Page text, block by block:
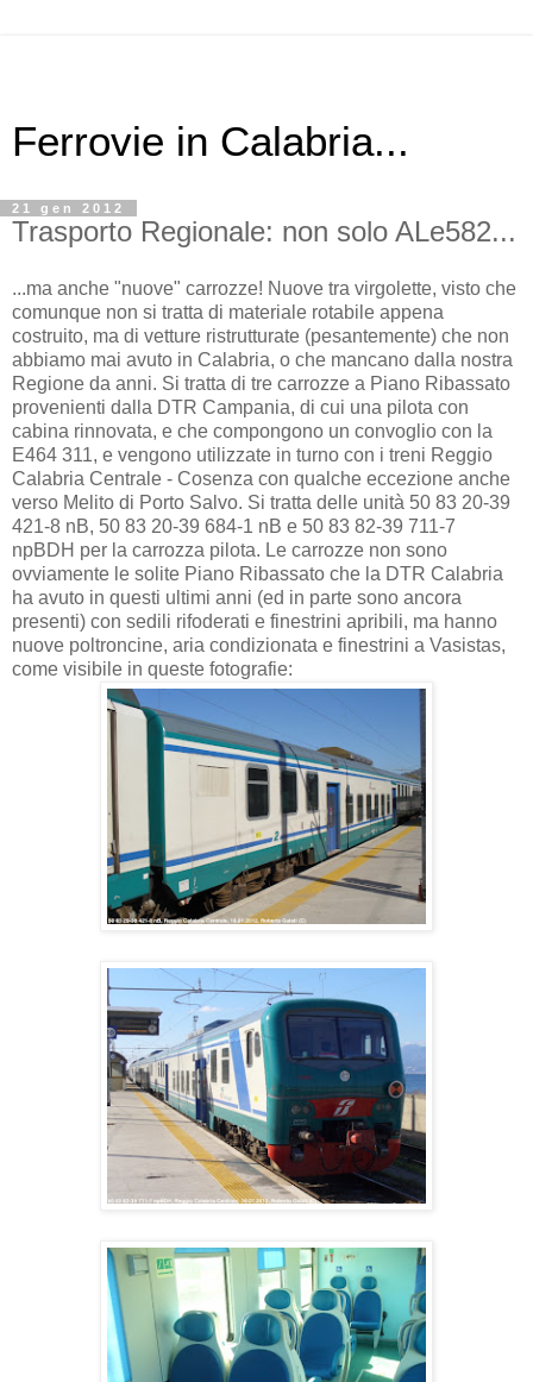
Ferrovie in Calabria...
21 gen 2012
Trasporto Regionale: non solo ALe582...
...ma anche "nuove" carrozze! Nuove tra virgolette, visto che
comunque non si tratta di materiale rotabile appena
costruito, ma di vetture ristrutturate (pesantemente) che non
abbiamo mai avuto in Calabria, o che mancano dalla nostra
Regione da anni. Si tratta di tre carrozze a Piano Ribassato
provenienti dalla DTR Campania, di cui una pilota con
cabina rinnovata, e che compongono un convoglio con la
E464 311, e vengono utilizzate in turno con i treni Reggio
Calabria Centrale - Cosenza con qualche eccezione anche
verso Melito di Porto Salvo. Si tratta delle unità 50 83 20-39
421-8 nB, 50 83 20-39 684-1 nB e 50 83 82-39 711-7
npBDH per la carrozza pilota. Le carrozze non sono
ovviamente le solite Piano Ribassato che la DTR Calabria
ha avuto in questi ultimi anni (ed in parte sono ancora
presenti) con sedili rifoderati e finestrini apribili, ma hanno
nuove poltroncine, aria condizionata e finestrini a Vasistas,
come visibile in queste fotografie: